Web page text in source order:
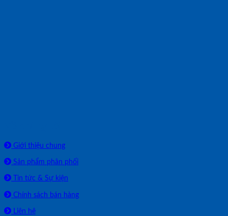
Giới thiệu chung
Sản phẩm phân phối
Tin tức & Sự kiện
Chính sách bán hàng
Liên hệ